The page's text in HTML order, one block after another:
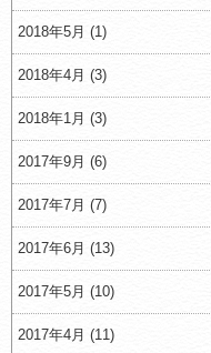
2018年5月 (1)
2018年4月 (3)
2018年1月 (3)
2017年9月 (6)
2017年7月 (7)
2017年6月 (13)
2017年5月 (10)
2017年4月 (11)